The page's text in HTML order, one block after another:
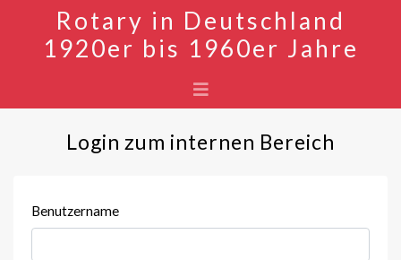
Rotary in Deutschland
1920er bis 1960er Jahre
Login zum internen Bereich
Benutzername